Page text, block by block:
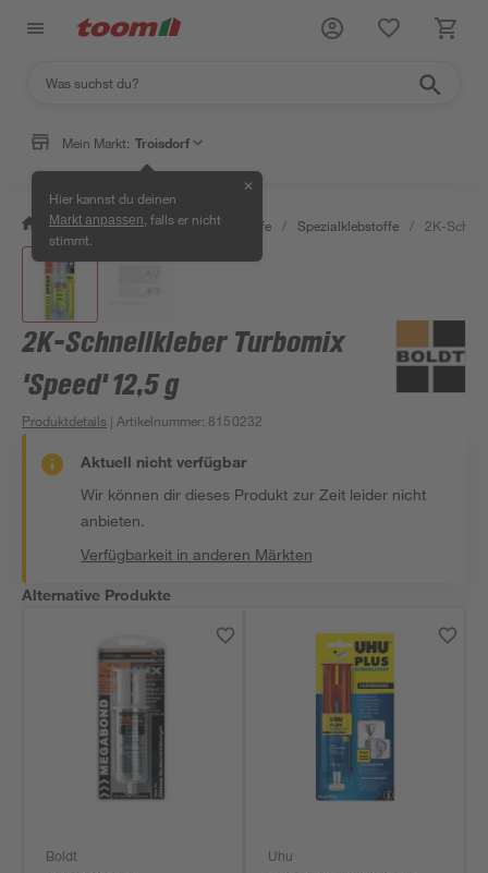
Mein Markt: Troisdorf
Hier kannst du deinen
Markt anpassen , falls er nicht
stimmt.
✕
/ Bauen & Renovieren / Klebstoffe / Spezialklebstoffe / 2K-
2K-Schnellkleber Turbomix
'Speed' 12,5 g
Produktdetails | Artikelnummer: 8150232
Aktuell nicht verfügbar
Wir können dir dieses Produkt zur Zeit leider nicht
anbieten.
Verfügbarkeit in anderen Märkten
Alternative Produkte
Boldt Uhu